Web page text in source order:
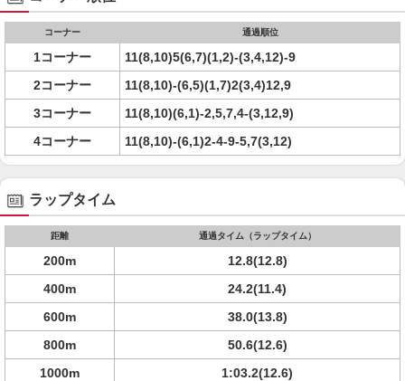
コーナー 通過順位
1コーナー
11(8,10)5(6,7)(1,2)-(3,4,12)-9
2コーナー
11(8,10)-(6,5)(1,7)2(3,4)12,9
3コーナー
11(8,10)(6,1)-2,5,7,4-(3,12,9)
4コーナー
11(8,10)-(6,1)2-4-9-5,7(3,12)
ラップタイム
距離 通過タイム（ラップタイム）
200m
12.8(12.8)
400m
24.2(11.4)
600m
38.0(13.8)
800m
50.6(12.6)
1000m
1:03.2(12.6)